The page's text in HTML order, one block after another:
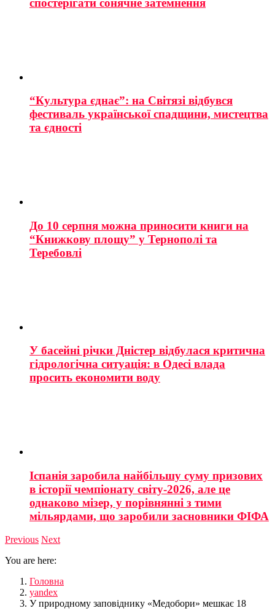
спостерігати сонячне затемнення
“Культура єднає”: на Світязі відбувся
фестиваль української спадщини, мистецтва
та єдності
До 10 серпня можна приносити книги на
“Книжкову площу” у Тернополі та
Теребовлі
У басейні річки Дністер відбулася критична
гідрологічна ситуація: в Одесі влада
просить економити воду
Іспанія заробила найбільшу суму призових
в історії чемпіонату світу-2026, але це
однаково мізер, у порівнянні з тими
мільярдами, що заробили засновники ФІФА
Previous Next
You are here:
Головна
yandex
У природному заповіднику «Медобори» мешкає 18